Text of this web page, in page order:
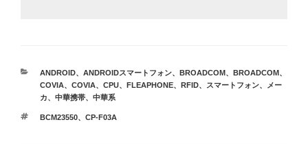
カ
テ
ゴ
ー
ANDROID、 ANDROIDスマートフォン、 BROADCOM 、 BROADCOM 、
COVIA、 COVIA、 CPU、 FLEAPHONE、 RFID、 スマートフォン、
メー
カ、 中華携帯、 中華系
タ
BCM23550、 CP-F03A